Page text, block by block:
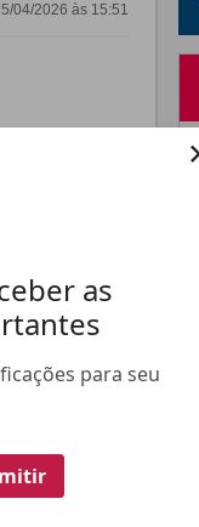
as
para seu
04/2026 às 15:51
TRABALHE